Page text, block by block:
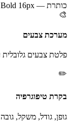
כותרת — Bold 16px
🎨
מערכת צבעים
פלטת צבעים
✏️
בקרת טיפוגרפיה
גופן, גודל, משקל,